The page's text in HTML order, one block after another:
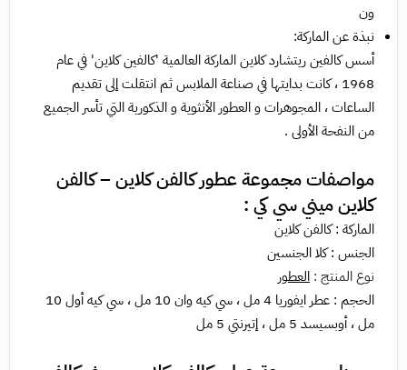
ون
نبذة عن الماركة:
أسس كالفين ريتشارد كلاين الماركة العالمية 'كالفين كلاين' في عام
1968 ، كانت بدايتها في صناعة الملابس ثم انتقلت إلى تقديم
الساعات ، المجوهرات و العطور الأنثوية و الذكورية التي تأسر الجميع
من النفحة الأولى .
مواصفات مجموعة عطور كالفن كلاين – كالفن
كلاين ميني سي كي :
الماركة : كالفن كلاين
الجنس : كلا الجنسين
نوع المنتج : العطور
الحجم : عطر ايفوريا 4 مل ، سي كيه وان 10 مل ، سي كيه أول 10
مل ، أوبسيسد 5 مل ، إتيرنتي 5 مل